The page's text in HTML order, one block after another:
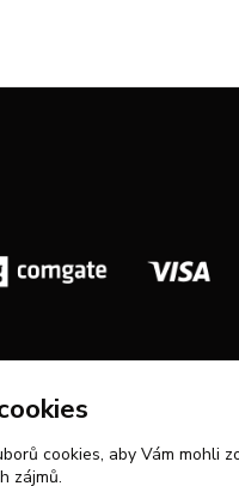
cookies, aby Vám mohli
zájmů.